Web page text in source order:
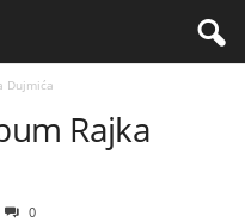
Dujmića
Rajka
0